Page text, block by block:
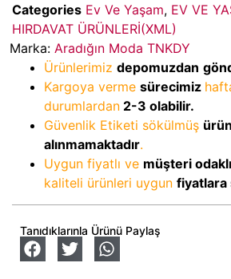
Categories Ev Ve Yaşam, EV VE
HIRDAVAT ÜRÜNLERİ(XML)
Marka: Aradığın Moda TNKDY
Ürünlerimiz depomuzdan
Kargoya verme sürecimiz
durumlardan 2-3 olabilir.
Güvenlik Etiketi sökülmüş
alınmamaktadır.
Uygun fiyatlı ve müşteri odaklı
kaliteli ürünleri uygun fiyatlara
Tanıdıklarınla Ürünü Paylaş